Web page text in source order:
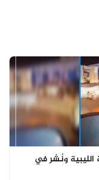
الليبية ونُشر في